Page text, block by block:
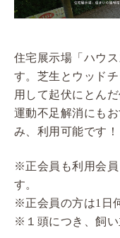
住宅展示場「ハウ
す。芝生とウッド
用して起伏にとん
運動不足解消にも
み、利用可能です！
※正会員も利用会員
す。
※正会員の方は1日
※１頭につき、飼